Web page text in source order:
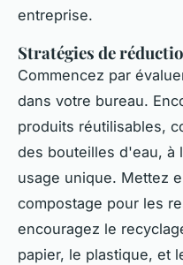
entreprise.
Stratégies de
Commencez par
dans votre bureau.
produits réutilisables,
des bouteilles d'eau, à
usage unique. Mettez
compostage pour les
encouragez le
papier, le plastique, et